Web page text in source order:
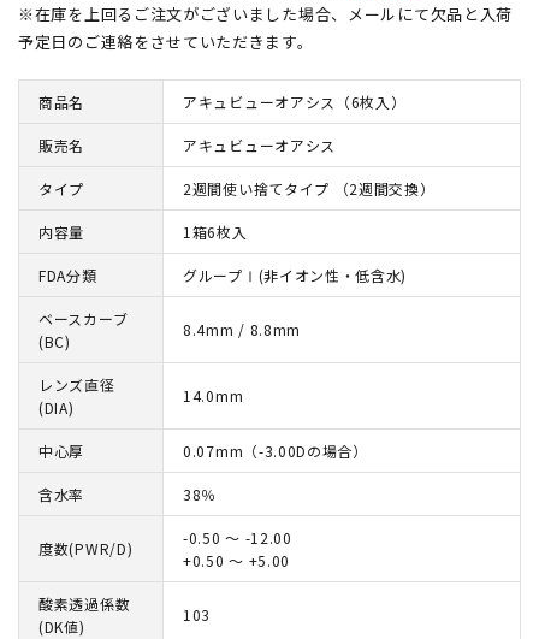
※在庫を上回るご注文がございました場合、メールにて欠品と入荷
予定日のご連絡をさせていただきます。
商品名 アキュビューオアシス（6枚入）
販売名 アキュビューオアシス
タイプ 2週間使い捨てタイプ （2週間交換）
内容量 1箱6枚入
FDA分類 グループⅠ(非イオン性・低含水)
ベースカーブ
(BC)
8.4mm / 8.8mm
レンズ直径
(DIA)
14.0mm
中心厚 0.07mm（-3.00Dの場合）
含水率 38％
度数(PWR/D)
-0.50 ～ -12.00
+0.50 ～ +5.00
酸素透過係数
(DK値)
103